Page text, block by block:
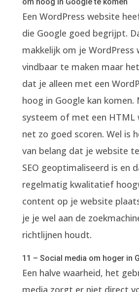
Een WordPress website
die Google goed begrijpt.
makkelijk om je WordPress
vindbaar te maken maar
dat je alleen met een
hoog in Google kan komen.
systeem of met een HTML
net zo goed scoren. Wel is
van belang dat je website
SEO geoptimaliseerd is en
regelmatig kwalitatief
content op je website
je je wel aan de
richtlijnen houdt.
11 – Social media om hoger in
Een halve waarheid, het
media zorgt er niet direct